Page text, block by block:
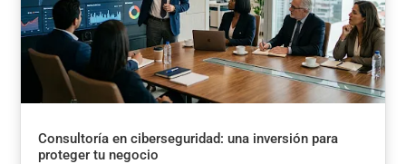
Consultoría en ciberseguridad: una inversión para
proteger tu negocio